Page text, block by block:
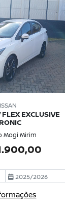
EXCLUSIVE
Mogi Mirim
2025/2026